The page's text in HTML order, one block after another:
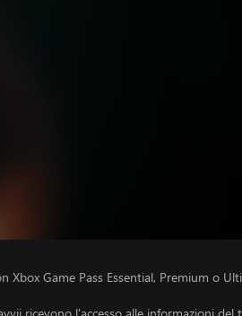
Xbox Game Pass Essential, Premium o